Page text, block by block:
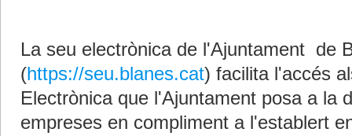
La seu electrònica de l'Ajuntament de
(https://seu.blanes.cat) facilita l'accés
Electrònica que l'Ajuntament posa a la
empreses en compliment a l'establert